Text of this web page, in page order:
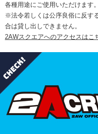
各種用途にご使用いただけます
※法令若しくは公序良俗に反す
合は貸し出しできません。
2AWスクエアへのアクセスはこ